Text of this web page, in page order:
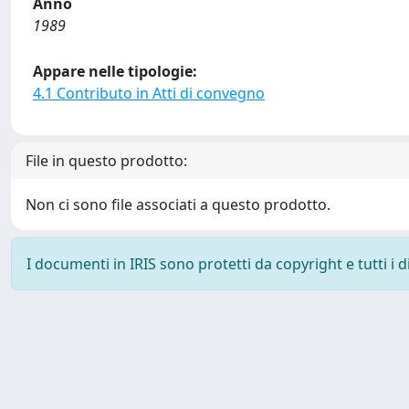
1989
Appare nelle tipologie:
4.1 Contributo in Atti di convegno
File in questo prodotto:
Non ci sono file associati a questo prodotto.
I documenti in IRIS sono protetti da copyright e tutti i